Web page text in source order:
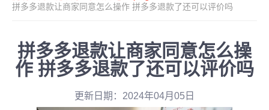
拼多多退款让商家同意怎么操作 拼多多退款了还可以评价吗
拼多多退款让商家同意怎么操
作 拼多多退款了还可以评价吗
更新日期：2024年04月05日